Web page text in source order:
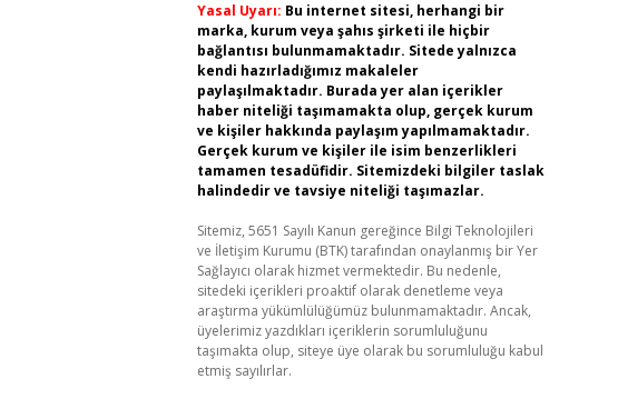
Yasal Uyarı: Bu internet sitesi, herhangi bir
marka, kurum veya şahıs şirketi ile hiçbir
bağlantısı bulunmamaktadır. Sitede yalnızca
kendi hazırladığımız makaleler
paylaşılmaktadır. Burada yer alan içerikler
haber niteliği taşımamakta olup, gerçek kurum
ve kişiler hakkında paylaşım yapılmamaktadır.
Gerçek kurum ve kişiler ile isim benzerlikleri
tamamen tesadüfidir. Sitemizdeki bilgiler taslak
halindedir ve tavsiye niteliği taşımazlar.
Sitemiz, 5651 Sayılı Kanun gereğince Bilgi Teknolojileri
ve İletişim Kurumu (BTK) tarafından onaylanmış bir Yer
Sağlayıcı olarak hizmet vermektedir. Bu nedenle,
sitedeki içerikleri proaktif olarak denetleme veya
araştırma yükümlülüğümüz bulunmamaktadır. Ancak,
üyelerimiz yazdıkları içeriklerin sorumluluğunu
taşımakta olup, siteye üye olarak bu sorumluluğu kabul
etmiş sayılırlar.